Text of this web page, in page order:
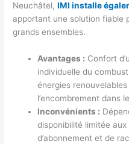
Neuchâtel,IMI installe
apportant une solution fiable
grands ensembles.
Avantages : Confort
individuelle du
énergies
l’encombrement dans
Inconvénients :
disponibilité limitée
d’abonnement et de